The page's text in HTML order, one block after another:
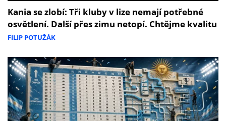
Kania se zlobí: Tři kluby v lize nemají potřebné
osvětlení. Další přes zimu netopí. Chtějme kvalitu
FILIP POTUŽÁK